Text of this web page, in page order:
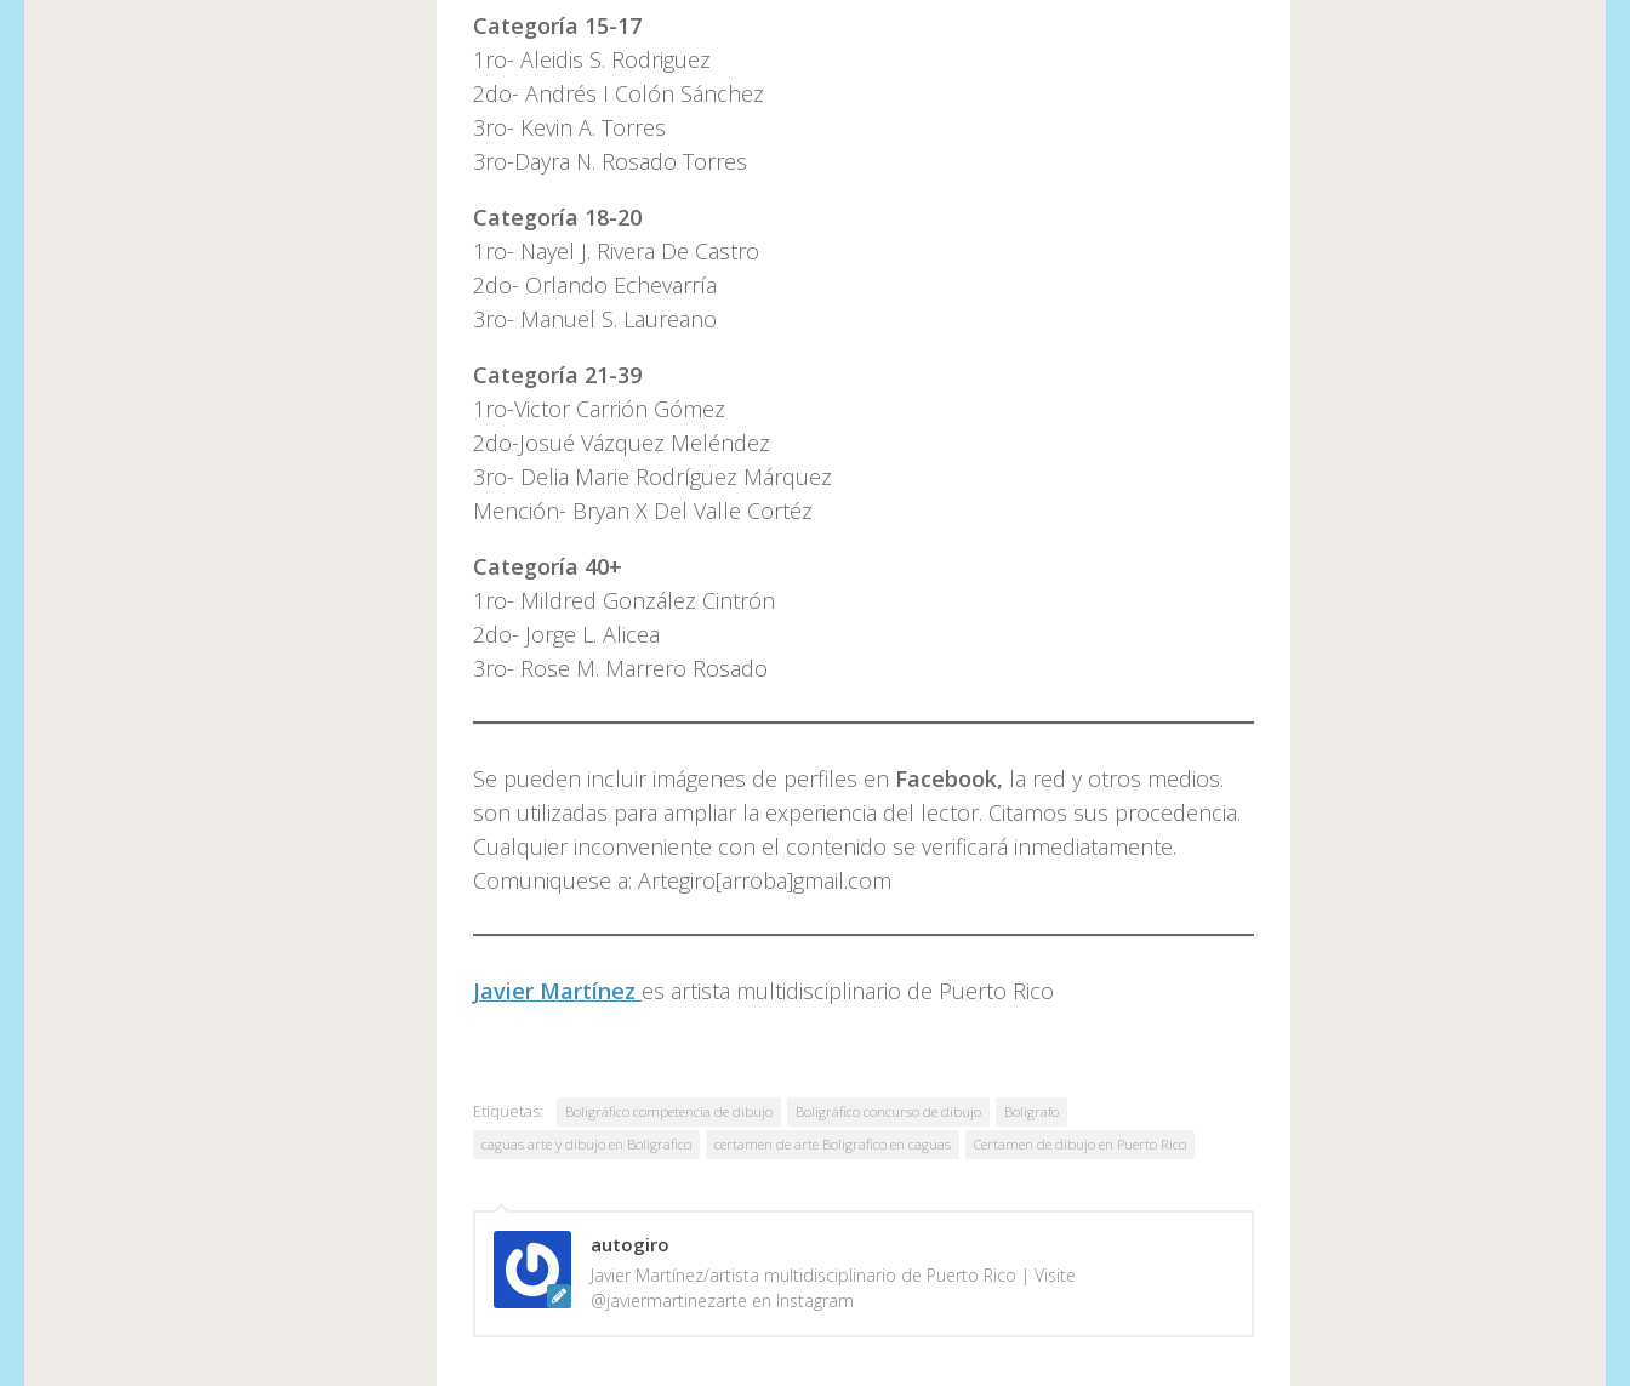
Categoría 15-17
1ro- Aleidis S. Rodriguez
2do- Andrés I Colón Sánchez
3ro- Kevin A. Torres
3ro-Dayra N. Rosado Torres
Categoría 18-20
1ro- Nayel J. Rivera De Castro
2do- Orlando Echevarría
3ro- Manuel S. Laureano
Categoría 21-39
1ro-Victor Carrión Gómez
2do-Josué Vázquez Meléndez
3ro- Delia Marie Rodríguez Márquez
Mención- Bryan X Del Valle Cortéz
Categoría 40+
1ro- Mildred González Cintrón
2do- Jorge L. Alicea
3ro- Rose M. Marrero Rosado
Se pueden incluir imágenes de perfiles en Facebook, la red y otros medios.
son utilizadas para ampliar la experiencia del lector. Citamos sus procedencia.
Cualquier inconveniente con el contenido se verificará inmediatamente.
Comuniquese a: Artegiro[arroba]gmail.com
Javier Martínez es artista multidisciplinario de Puerto Rico
Etiquetas: Boligráfico competencia de dibujo Boligráfico concurso de dibujo
Boligrafo
caguas arte y dibujo en Boligrafico
certamen de arte Boligrafico en caguas Certamen de dibujo en Puerto Rico
autogiro
Javier Martínez/artista multidisciplinario de Puerto Rico | Visite
@javiermartinezarte en Instagram